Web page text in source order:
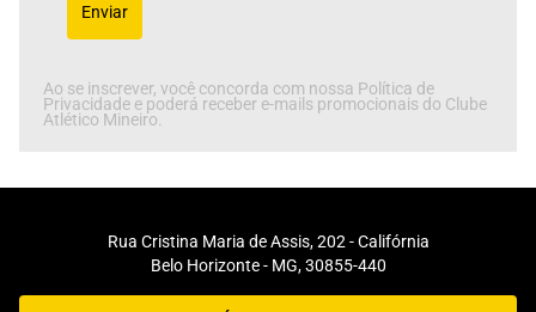
Enviar
Ao se inscrever, você concorda com nossa Política de
Privacidade e poderá receber e-mails promocionais do Clube
Atlético Mineiro.
Rua Cristina Maria de Assis, 202 - Califórnia
Belo Horizonte - MG, 30855-440